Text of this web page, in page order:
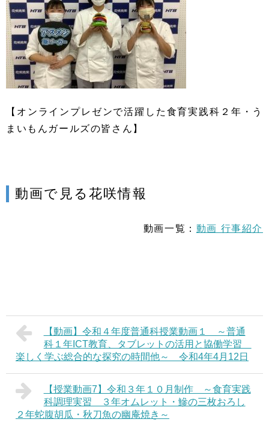
【オンラインプレゼンで活躍した食育実践科２年・う
まいもんガールズの皆さん】
動画で見る花咲情報
動画一覧： 動画 行事紹介
【動画】令和４年度普通科授業動画１ ～普通
科１年ICT教育、タブレットの活用と協働学習
楽しく学ぶ総合的な探究の時間他～ 令和4年4月12日
【授業動画7】令和３年１０月制作 ～食育実践
科調理実習 ３年オムレット・鰺の三枚おろし
２年蛇腹胡瓜・秋刀魚の幽庵焼き～